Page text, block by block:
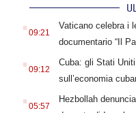
. 09:21
Vaticano celebra i
documentario “Il
. 09:12
Cuba: gli Stati
sull’economia
. 05:57
Hezbollah